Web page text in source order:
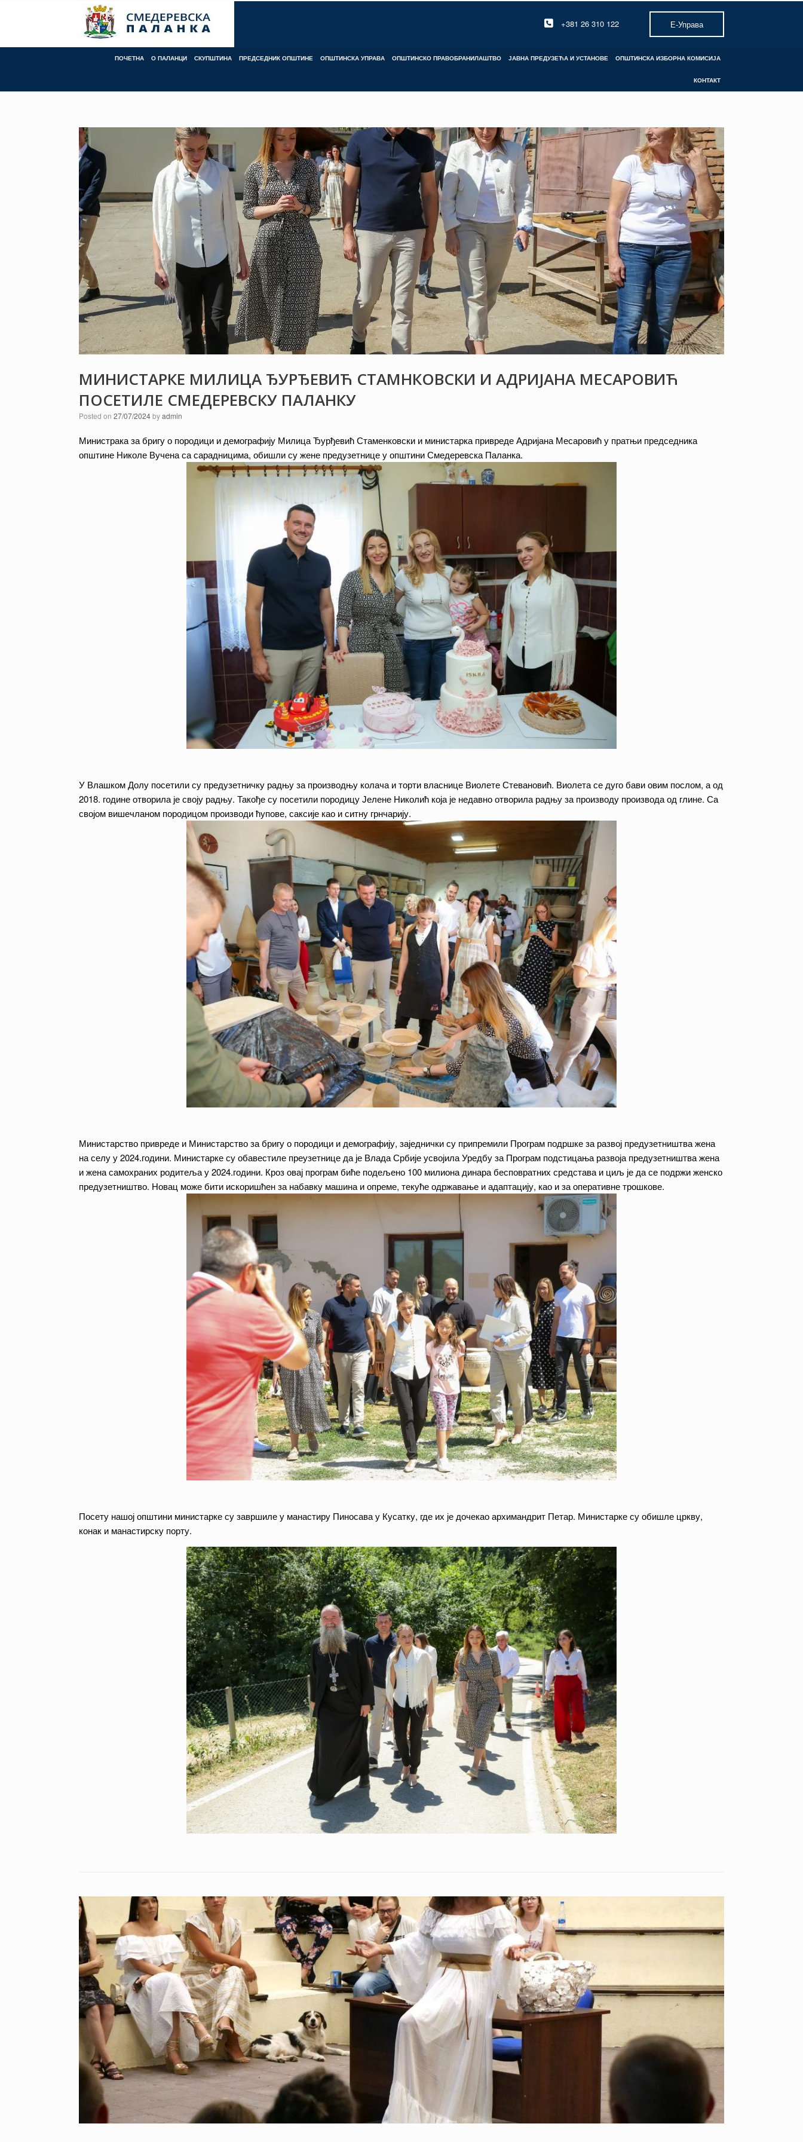
+381 26 310 122 Е-Управа
ПОЧЕТНА О ПАЛАНЦИ СКУПШТИНА ПРЕДСЕДНИК ОПШТИНЕ ОПШТИНСКА УПРАВА ОПШТИНСКО ПРАВОБРАНИЛАШТВО ЈАВНА ПРЕДУЗЕЋА И УСТАНОВЕ ОПШТИНСКА ИЗБОРНА КОМИСИЈА
КОНТАКТ
МИНИСТАРКЕ МИЛИЦА ЂУРЂЕВИЋ СТАМНКОВСКИ И АДРИЈАНА МЕСАРОВИЋ
ПОСЕТИЛЕ СМЕДЕРЕВСКУ ПАЛАНКУ
Posted on 27/07/2024byadmin
Министрака за бригу о породици и демографију Милица Ђурђевић Стаменковски и министарка привреде Адријана Месаровић у пратњи председника
општине Николе Вучена са сарадницима, обишли су жене предузетнице у општини Смедеревска Паланка.
У Влашком Долу посетили су предузетничку радњу за производњу колача и торти власнице Виолете Стевановић. Виолета се дуго бави овим послом, а од
2018. године отворила је своју радњу. Такође су посетили породицу Јелене Николић која је недавно отворила радњу за производу производа од глине. Са
својом вишечланом породицом производи ћупове, саксије као и ситну грнчарију.
Министарство привреде и Министарство за бригу о породици и демографију, заједнички су припремили Програм подршке за развој предузетништва жена
на селу у 2024.години. Министарке су обавестиле преузетнице да је Влада Србије усвојила Уредбу за Програм подстицања развоја предузетништва жена
и жена самохраних родитеља у 2024.години. Кроз овај програм биће подељено 100 милиона динара бесповратних средстава и циљ је да се подржи женско
предузетништво. Новац може бити искоришћен за набавку машина и опреме, текуће одржавање и адаптацију, као и за оперативне трошкове.
Посету нашој општини министарке су завршиле у манастиру Пиносава у Кусатку, где их је дочекао архимандрит Петар. Министарке су обишле цркву,
конак и манастирску порту.